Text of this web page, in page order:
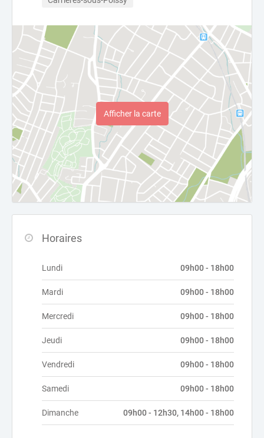
Afficher la carte
Horaires
Lundi 09h00 - 18h00
Mardi 09h00 - 18h00
Mercredi 09h00 - 18h00
Jeudi 09h00 - 18h00
Vendredi 09h00 - 18h00
Samedi 09h00 - 18h00
Dimanche 09h00 - 12h30, 14h00 - 18h00